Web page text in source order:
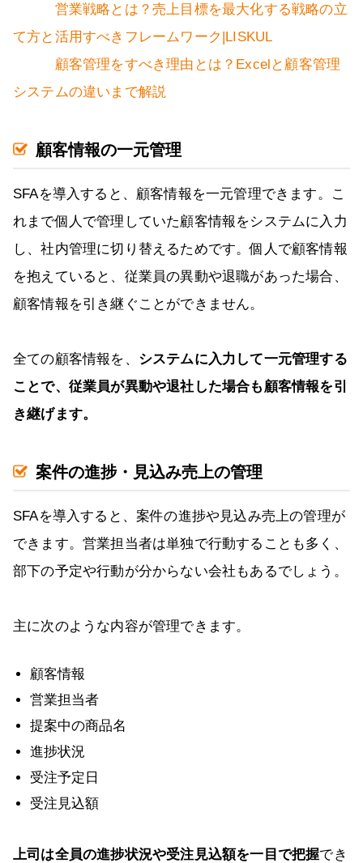
営業戦略とは？売上目標を最大化する戦略の立
て方と活用すべきフレームワーク|LISKUL
顧客管理をすべき理由とは？Excelと顧客管理
システムの違いまで解説
顧客情報の一元管理
SFAを導入すると、顧客情報を一元管理できます。こ
れまで個人で管理していた顧客情報をシステムに入力
し、社内管理に切り替えるためです。個人で顧客情報
を抱えていると、従業員の異動や退職があった場合、
顧客情報を引き継ぐことができません。
全ての顧客情報を、 システムに入力して一元管理する
ことで、従業員が異動や退社した場合も顧客情報を引
き継げます。
案件の進捗・見込み売上の管理
SFAを導入すると、案件の進捗や見込み売上の管理が
できます。営業担当者は単独で行動することも多く、
部下の予定や行動が分からない会社もあるでしょう。
主に次のような内容が管理できます。
顧客情報
営業担当者
提案中の商品名
進捗状況
受注予定日
受注見込額
上司は全員の進捗状況や受注見込額を一目で把握でき